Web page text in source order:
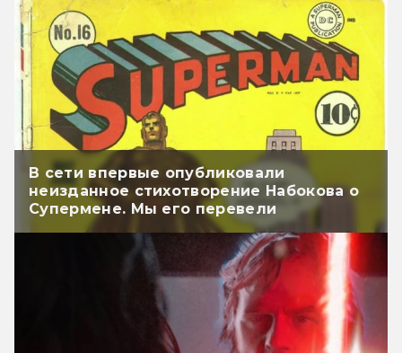
В сети впервые опубликовали
неизданное стихотворение Набокова о
Супермене. Мы его перевели